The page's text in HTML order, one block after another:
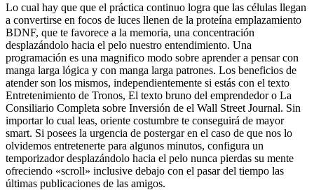
Lo cual hay que que el práctica continuo logra que las células llegan
a convertirse en focos de luces llenen de la proteína emplazamiento
BDNF, que te favorece a la memoria, una concentración
desplazándolo hacia el pelo nuestro entendimiento. Una
programación es una magnifico modo sobre aprender a pensar con
manga larga lógica y con manga larga patrones. Los beneficios de
atender son los mismos, independientemente si estás con el texto
Entretenimiento de Tronos, El texto bruno del emprendedor o La
Consiliario Completa sobre Inversión de el Wall Street Journal. Sin
importar lo cual leas, oriente costumbre te conseguirá de mayor
smart. Si posees la urgencia de postergar en el caso de que nos lo
olvidemos entretenerte para algunos minutos, configura un
temporizador desplazándolo hacia el pelo nunca pierdas su mente
ofreciendo «scroll» inclusive debajo con el pasar del tiempo las
últimas publicaciones de las amigos.